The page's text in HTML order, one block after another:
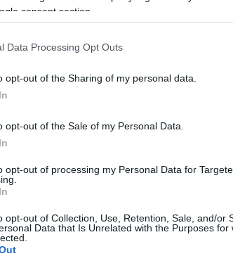
consent section.
Data Processing Opt Outs
opt-out of the Sharing of my personal data.
opt-out of the Sale of my Personal Data.
opt-out of processing my Personal Data for
opt-out of Collection, Use, Retention, Sale, and/or
Data that Is Unrelated with the Purposes for
aTool
látható, értelemszerűen a dobokra
is teljesen élvezhető
is élményszámba megy, különösen a
ütőhangszeres részek, így egy
felvételen végig a dobost látjuk. Akik